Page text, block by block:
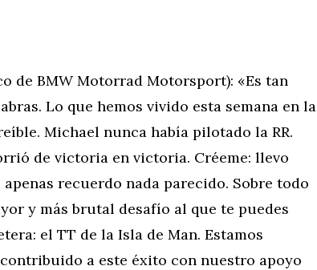
de BMW Motorrad Motorsport): «Es tan
Lo que hemos vivido esta semana en la
Michael nunca había pilotado la RR.
de victoria en victoria. Créeme: llevo
recuerdo nada parecido. Sobre todo
y más brutal desafío al que te puedes
el TT de la Isla de Man. Estamos
a este éxito con nuestro apoyo